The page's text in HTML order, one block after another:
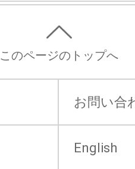
このページのトップへ
お問い合
English